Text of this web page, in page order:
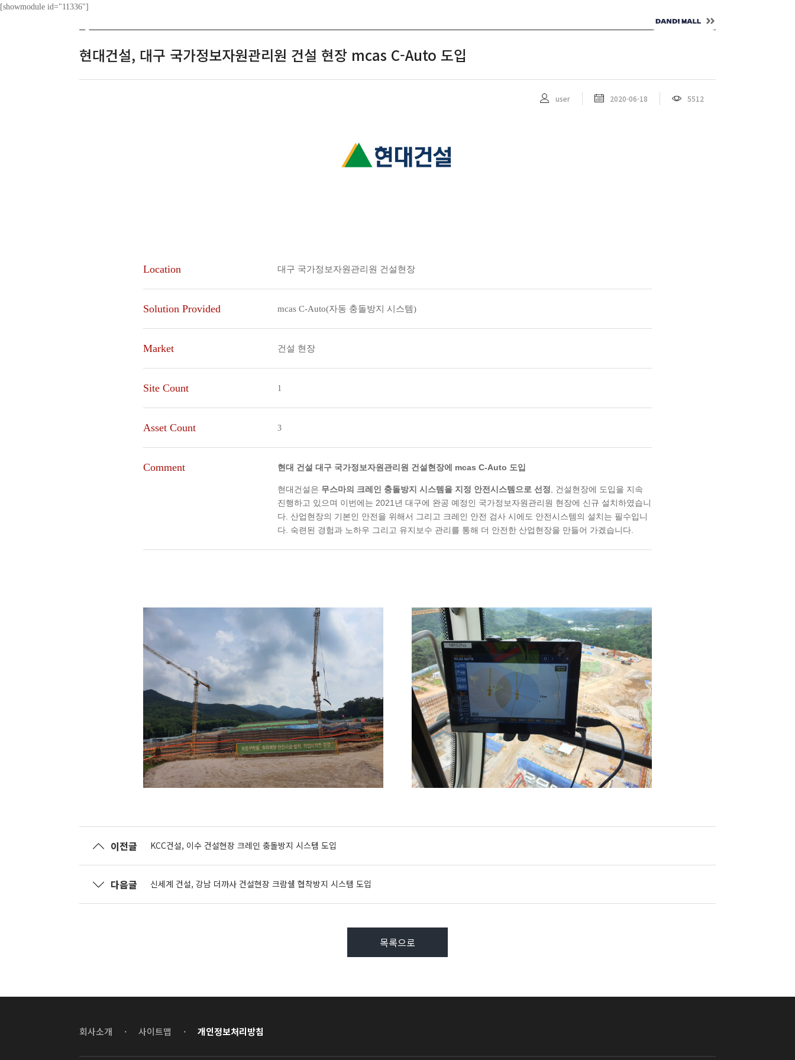
[showmodule id="11336"]
현대건설, 대구 국가정보자원관리원 건설 현장 mcas C-Auto 도입
user 2020-06-18 5512
Location 대구 국가정보자원관리원 건설현장
Solution Provided mcas C-Auto(자동 충돌방지 시스템)
Market 건설 현장
Site Count 1
Asset Count 3
Comment 현대 건설 대구 국가정보자원관리원 건설현장에 mcas C-Auto 도입
현대건설은 무스마의 크레인 충돌방지 시스템을 지정 안전시스템으로 선정 , 건설현장에 도입을 지속
진행하고 있으며 이번에는 2021년 대구에 완공 예정인 국가정보자원관리원 현장에 신규 설치하였습니
다. 산업현장의 기본인 안전을 위해서 그리고 크레인 안전 검사 시에도 안전시스템의 설치는 필수입니
다. 숙련된 경험과 노하우 그리고 유지보수 관리를 통해 더 안전한 산업현장을 만들어 가겠습니다.
이전글 KCC건설, 이수 건설현장 크레인 충돌방지 시스템 도입
다음글 신세계 건설, 강남 더까사 건설현장 크람쉘 협착방지 시스템 도입
목록으로
회사소개 · 사이트맵 · 개인정보처리방침